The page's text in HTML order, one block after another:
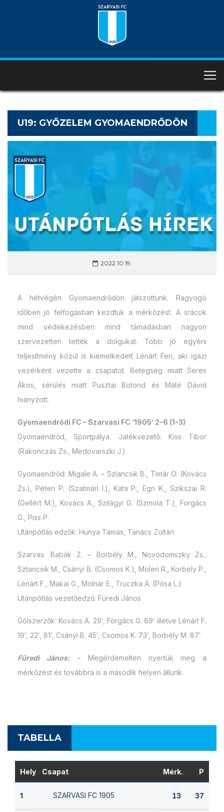
U19: GYŐZELEM GYOMAENDRŐDÖN
2022.10.19.
A hétvégén Gyomaendrődön játszottunk. Ragyogó
időben jó felfogásban kezdtük a mérkőzést. A srácok
mind védekezésben mind támadásban nagyon
szervezetten tették a dolgukat. Több jó egyéni
teljesítmény közül is kiemelkedett Lénárt Feri, aki igazi
vezérként vezette a csapatot. Betegség miatt Seres
Ákos, sérülés miatt Pusztai Botond és Máté Dávid
hiányzott.
Gyomaendrődi FC – Szarvasi FC ‘1905’ 2-6 (1-3)
Gyomaendrőd, Sportpálya. Játékvezető: Kiss Tibor
(Rakonczás Zs., Medovarszki J.)
Gyomaendrőd: Migale A. – Szlancsik B., Timár O. (Kovács
Zs.), Péteri P. (Szatmári I.), Kata P., Egri K., Szikszai R.
(Gellért M.), Kovács A., Szilágyi G. (Szmola T.), Forgács
G., Piss P.
Utánpótlás edzők: Hunya Tamás, Tanács Zoltán
Szarvas: Babák Z. – Borbély M., Novodomszky Zs.,
Sztancsik M., Csányi B. (Csomos K.), Moleri R., Korbely P.,
Lénárt F., Makai G., Molnár E., Truczka Á. (Pósa L.)
Utánpótlás vezetőedző: Füredi János
Gólszerzők: Kovács A. 29′, Forgács G. 89′ illetve Lénárt F.
19′, 22′, 81′, Csányi B. 45′, Csomos K. 73′, Borbély M. 87′
Füredi János:– Megérdemelten nyertük meg a
mérkőzést és továbbra is a második helyen állunk.
TABELLA
Hely Csapat Mérk. P
1 SZARVASI FC 1905 13 37